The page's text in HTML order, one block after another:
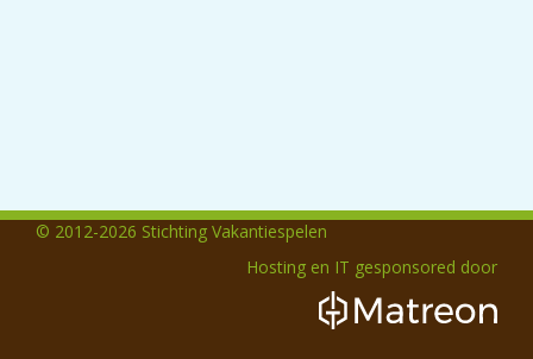
© 2012-2026 Stichting Vakantiespelen
Hosting en IT gesponsored door